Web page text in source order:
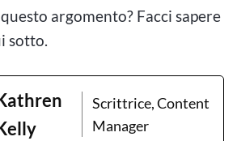
argomento? Facci sapere
sotto.
Scrittrice, Content
Manager